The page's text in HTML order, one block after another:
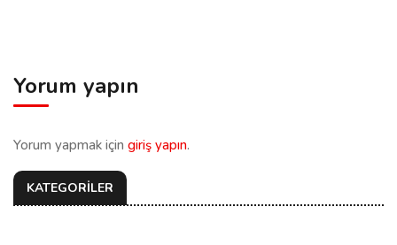
Yorum yapın
Yorum yapmak için giriş yapın.
KATEGORİLER